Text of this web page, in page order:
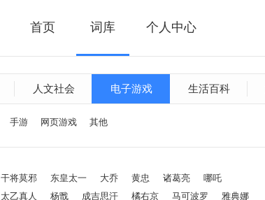
首页 词库 个人中心
人文社会 电子游戏 生活百科
手游 网页游戏
其他
干将莫邪 东皇太一 大乔 黄忠 诸葛亮
哪吒
太乙真人
杨戬 成吉思汗 橘右京 马可波罗 雅典娜